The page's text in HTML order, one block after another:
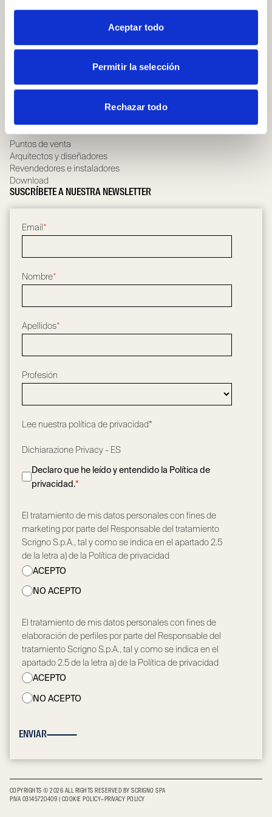
Aceptar todo
Permitir la selección
Rechazar todo
Compliance
Sostenibilidad
UTILIDADES
Puntos de venta
Arquitectos y diseñadores
Revendedores e instaladores
Download
SUSCRÍBETE A NUESTRA NEWSLETTER
Email*
Nombre*
Apellidos*
Profesión
Lee nuestra política de privacidad*
Dichiarazione Privacy - ES
Declaro que he leído y entendido la Política de
privacidad.*
El tratamiento de mis datos personales con fines de
marketing por parte del Responsable del tratamiento
Scrigno S.p.A., tal y como se indica en el apartado 2.5
de la letra a) de la Política de privacidad
ACEPTO
NO ACEPTO
El tratamiento de mis datos personales con fines de
elaboración de perfiles por parte del Responsable del
tratamiento Scrigno S.p.A., tal y como se indica en el
apartado 2.5 de la letra a) de la Política de privacidad
ACEPTO
NO ACEPTO
ENVIAR
COPYRIGHTS © 2026 ALL RIGHTS RESERVED BY SCRIGNO SPA
P.IVA 03145720409
COOKIE POLICY– PRIVACY POLICY